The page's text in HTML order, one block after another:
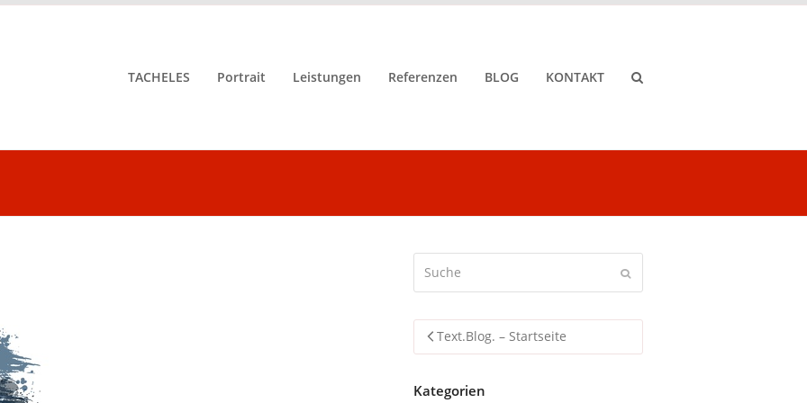
TACHELES Portrait Leistungen Referenzen BLOG KONTAKT
Text.Blog. – Startseite
Kategorien